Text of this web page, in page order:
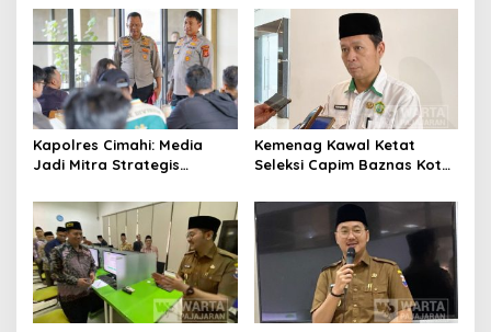
Pengurangan Belanja
Daerah
Kapolres Cimahi: Media
Jadi Mitra Strategis
Publik
Kemenag Kawal Ketat
Seleksi Capim Baznas Kota
Komisioner Baznas
Berintegritas